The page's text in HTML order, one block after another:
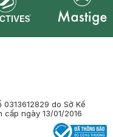
do Sở Kế
ngày 13/01/2016